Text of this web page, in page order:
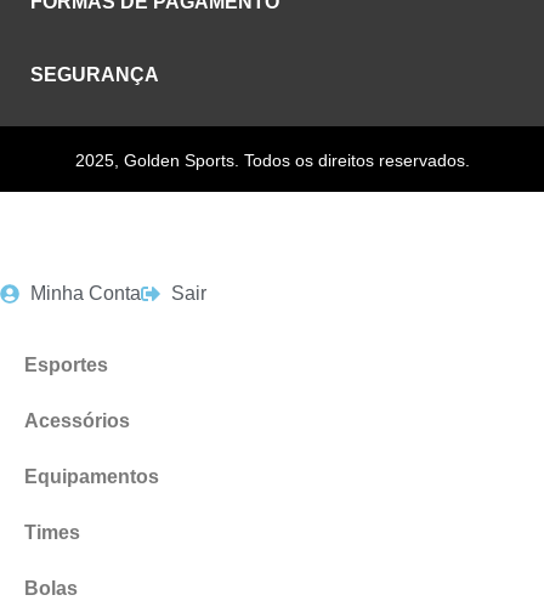
SEGURANÇA
2025, Golden Sports. Todos os direitos reservados.
Minha Conta Sair
Esportes
Acessórios
Equipamentos
Times
Bolas